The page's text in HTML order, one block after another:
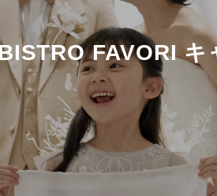
FAVORI キ